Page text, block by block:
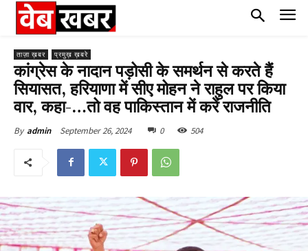
ताज़ा ख़बर प्रमुख़ ख़बरे
कांग्रेस के नादान पड़ोसी के समर्थन से करते हैं
सियासत, हरियाणा में सीए मोहन ने राहुल पर किया
वार, कहा-…तो वह पाकिस्तान में करें राजनीति
By admin September 26, 2024 0 504